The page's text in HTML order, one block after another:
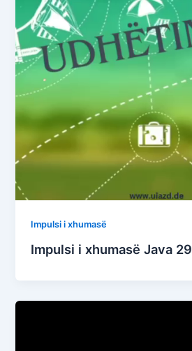
Impulsi i xhumasë
Impulsi i xhumasë Java 29